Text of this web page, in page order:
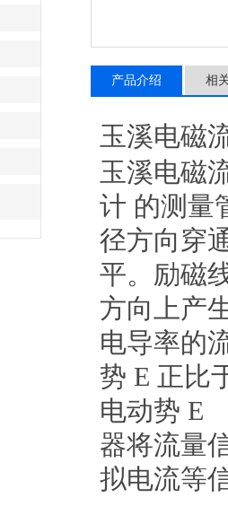
产品介绍 相
玉溪电磁
玉溪电磁
计 的测量
径方向穿
平。励磁
方向上产
电导率的
势 E 正比
电动势 E
器将流量
拟电流等